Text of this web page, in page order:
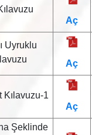
Aç
Uyruklu
Aç
Kılavuzu-1
Aç
Şeklinde